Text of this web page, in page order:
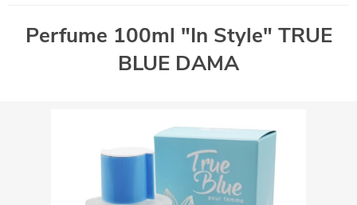
Perfume 100ml "In Style" TRUE
BLUE DAMA